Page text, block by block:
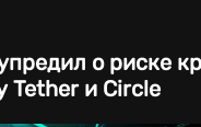
о риске
Tether и Circle